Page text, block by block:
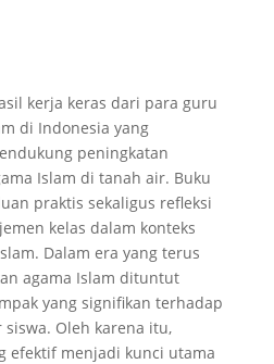
kerja keras dari para guru
di Indonesia yang
peningkatan
Islam di tanah air. Buku
praktis sekaligus refleksi
kelas dalam konteks
Dalam era yang terus
agama Islam dituntut
yang signifikan terhadap
Oleh karena itu,
efektif menjadi kunci utama